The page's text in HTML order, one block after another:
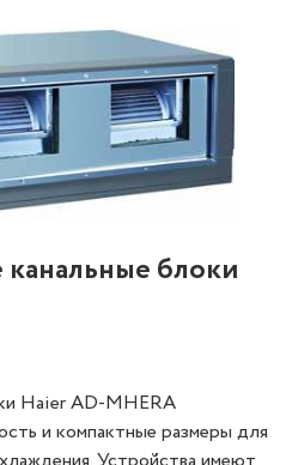
блоки
Haier AD-MHERA
и компактные размеры для